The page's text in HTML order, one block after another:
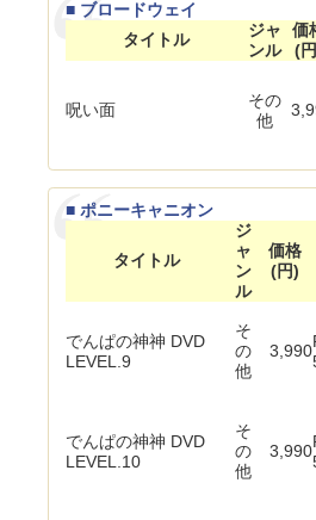
■ ブロードウェイ
タイトル
ジャ
ンル
価
(
呪い面
その
他
■ ポニーキャニオン
タイトル
ジ
ャ
ン
ル
価格
(円)
でんぱの神神 DVD
LEVEL.9
そ
の
他
3,990
でんぱの神神 DVD
LEVEL.10
そ
の
他
3,990